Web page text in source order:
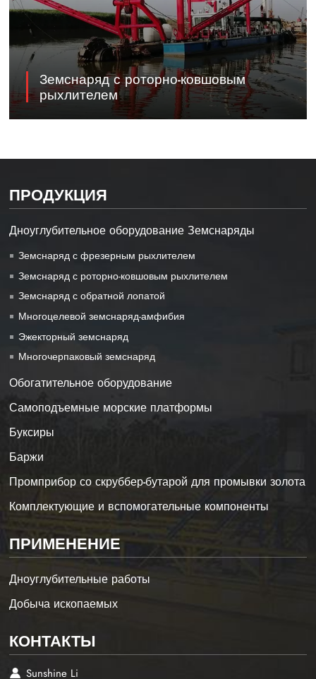
Земснаряд с роторно-ковшовым
рыхлителем
ПРОДУКЦИЯ
Дноуглубительное оборудование Земснаряды
Земснаряд с фрезерным рыхлителем
Земснаряд с роторно-ковшовым рыхлителем
Земснаряд с обратной лопатой
Многоцелевой земснаряд-амфибия
Эжекторный земснаряд
Многочерпаковый земснаряд
Обогатительное оборудование
Самоподъемные морские платформы
Буксиры
Баржи
Промприбор со скруббер-бутарой для промывки золота
Комплектующие и вспомогательные компоненты
ПРИМЕНЕНИЕ
Дноуглубительные работы
Добыча ископаемых
КОНТАКТЫ
Sunshine Li